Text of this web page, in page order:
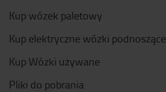
Kup wózek paletowy
Kup elektryczne wózki podnoszące
Kup Wózki używane
Pliki do pobrania